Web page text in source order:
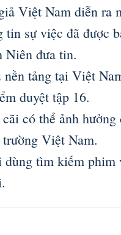
Việt Nam diễn ra
tin sự việc đã được
Niên đưa tin.
nền tảng tại Việt
duyệt tập 16.
cãi có thể ảnh
Việt Nam.
dùng tìm kiếm